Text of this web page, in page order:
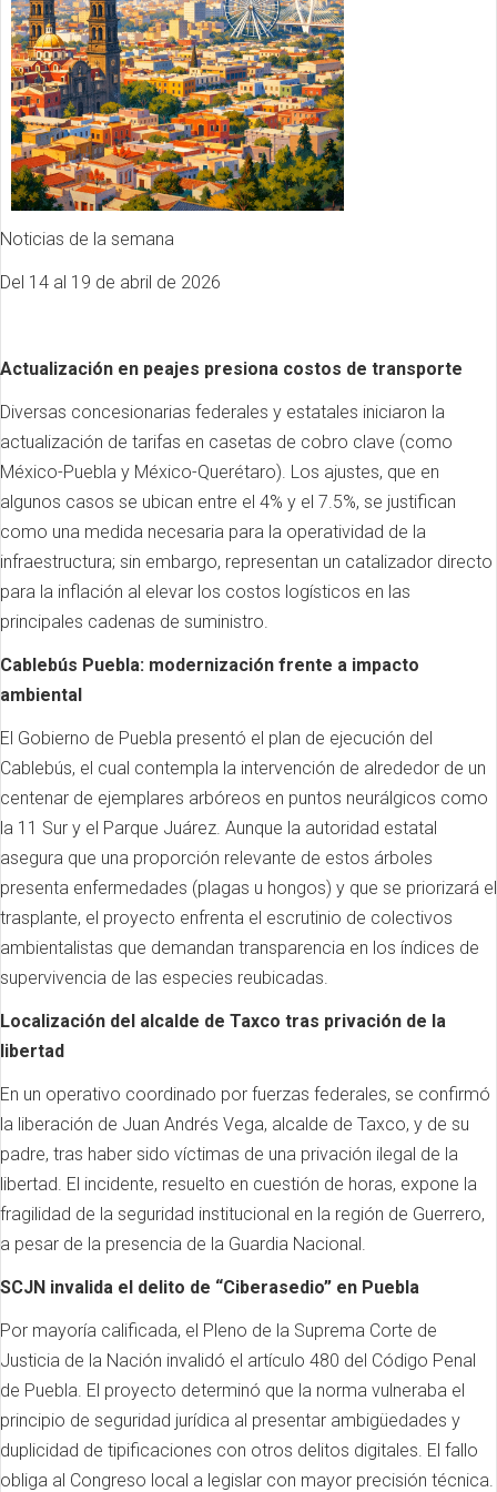
Noticias de la semana
Del 14 al 19 de abril de 2026
Actualización en peajes presiona costos de transporte
Diversas concesionarias federales y estatales iniciaron la
actualización de tarifas en casetas de cobro clave (como
México-Puebla y México-Querétaro). Los ajustes, que en
algunos casos se ubican entre el 4% y el 7.5%, se justifican
como una medida necesaria para la operatividad de la
infraestructura; sin embargo, representan un catalizador directo
para la inflación al elevar los costos logísticos en las
principales cadenas de suministro.
Cablebús Puebla: modernización frente a impacto
ambiental
El Gobierno de Puebla presentó el plan de ejecución del
Cablebús, el cual contempla la intervención de alrededor de un
centenar de ejemplares arbóreos en puntos neurálgicos como
la 11 Sur y el Parque Juárez. Aunque la autoridad estatal
asegura que una proporción relevante de estos árboles
presenta enfermedades (plagas u hongos) y que se priorizará el
trasplante, el proyecto enfrenta el escrutinio de colectivos
ambientalistas que demandan transparencia en los índices de
supervivencia de las especies reubicadas.
Localización del alcalde de Taxco tras privación de la
libertad
En un operativo coordinado por fuerzas federales, se confirmó
la liberación de Juan Andrés Vega, alcalde de Taxco, y de su
padre, tras haber sido víctimas de una privación ilegal de la
libertad. El incidente, resuelto en cuestión de horas, expone la
fragilidad de la seguridad institucional en la región de Guerrero,
a pesar de la presencia de la Guardia Nacional.
SCJN invalida el delito de “Ciberasedio” en Puebla
Por mayoría calificada, el Pleno de la Suprema Corte de
Justicia de la Nación invalidó el artículo 480 del Código Penal
de Puebla. El proyecto determinó que la norma vulneraba el
principio de seguridad jurídica al presentar ambigüedades y
duplicidad de tipificaciones con otros delitos digitales. El fallo
obliga al Congreso local a legislar con mayor precisión técnica.